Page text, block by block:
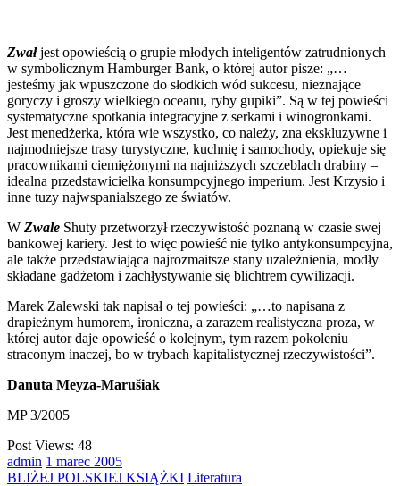
Zwał jest opowieścią o grupie młodych inteligentów zatrudnionych
w symbolicznym Hamburger Bank, o której autor pisze: „…
jesteśmy jak wpuszczone do słodkich wód sukcesu, nieznające
goryczy i groszy wielkiego oceanu, ryby gupiki”. Są w tej powieści
systematyczne spotkania integracyjne z serkami i winogronkami.
Jest menedżerka, która wie wszystko, co należy, zna ekskluzywne i
najmodniejsze trasy turystyczne, kuchnię i samochody, opiekuje się
pracownikami ciemiężonymi na najniższych szczeblach drabiny –
idealna przedstawicielka konsumpcyjnego imperium. Jest Krzysio i
inne tuzy najwspanialszego ze światów.
W Zwale Shuty przetworzył rzeczywistość poznaną w czasie swej
bankowej kariery. Jest to więc powieść nie tylko antykonsumpcyjna,
ale także przedstawiająca najrozmaitsze stany uzależnienia, modły
składane gadżetom i zachłystywanie się blichtrem cywilizacji.
Marek Zalewski tak napisał o tej powieści: „…to napisana z
drapieżnym humorem, ironiczna, a zarazem realistyczna proza, w
której autor daje opowieść o kolejnym, tym razem pokoleniu
straconym inaczej, bo w trybach kapitalistycznej rzeczywistości”.
Danuta Meyza-Marušiak
MP 3/2005
Post Views: 48
admin 1 marec 2005
BLIŻEJ POLSKIEJ KSIĄŻKI Literatura